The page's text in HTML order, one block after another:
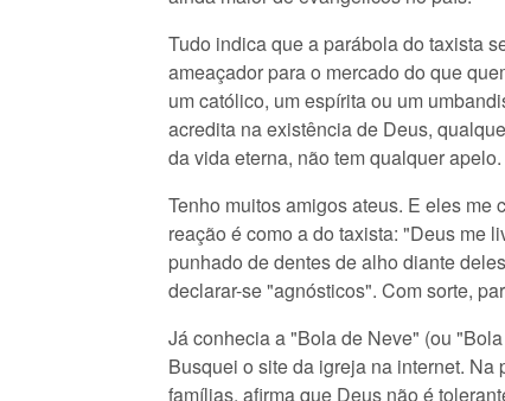
Tudo indica que a parábola do taxista
ameaçador para o mercado do que
um católico, um espírita ou um
acredita na existência de Deus,
da vida eterna, não tem qualquer
Tenho muitos amigos ateus. E eles
reação é como a do taxista: "Deus me
punhado de dentes de alho diante
declarar-se "agnósticos". Com sorte,
Já conhecia a "Bola de Neve" (ou
Busquei o site da igreja na internet.
famílias, afirma que Deus não é